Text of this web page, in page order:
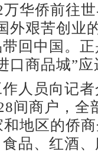
华侨前往
外艰苦创业
回中国。
口商品城”
员向记者
间商户，全
地区的侨
品、红酒